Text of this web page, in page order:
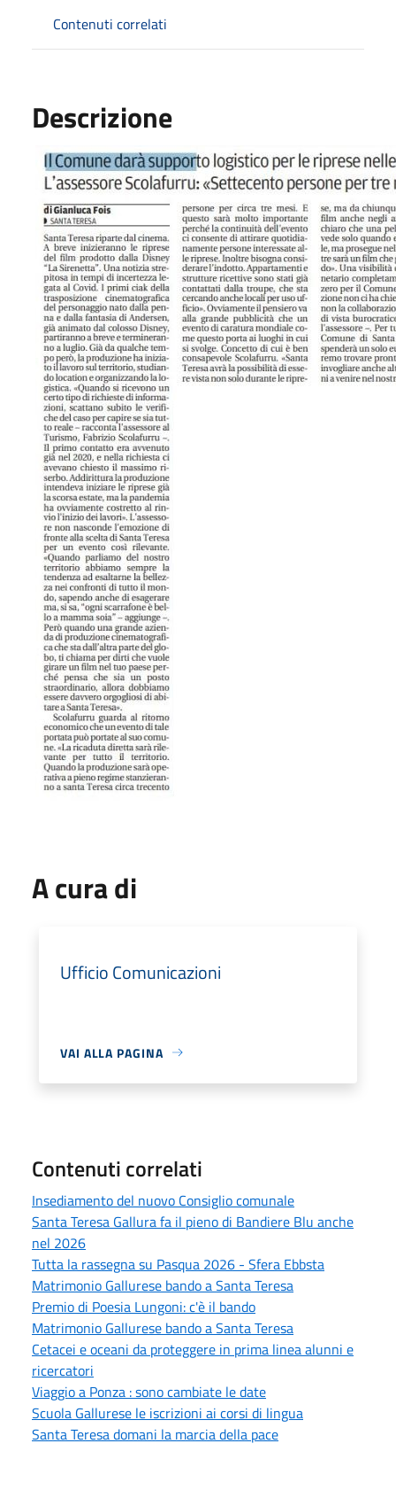
Contenuti correlati
Descrizione
A cura di
Ufficio Comunicazioni
VAI ALLA PAGINA
Contenuti correlati
Insediamento del nuovo Consiglio comunale
Santa Teresa Gallura fa il pieno di Bandiere Blu anche
nel 2026
Tutta la rassegna su Pasqua 2026 - Sfera Ebbsta
Matrimonio Gallurese bando a Santa Teresa
Premio di Poesia Lungoni: c'è il bando
Matrimonio Gallurese bando a Santa Teresa
Cetacei e oceani da proteggere in prima linea alunni e
ricercatori
Viaggio a Ponza : sono cambiate le date
Scuola Gallurese le iscrizioni ai corsi di lingua
Santa Teresa domani la marcia della pace